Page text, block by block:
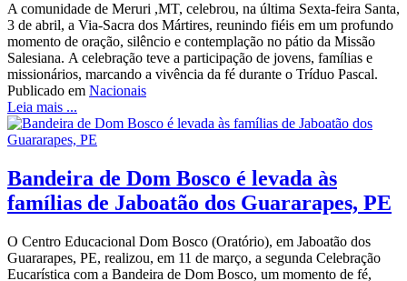
A comunidade de Meruri ,MT, celebrou, na última Sexta-feira Santa,
3 de abril, a Via-Sacra dos Mártires, reunindo fiéis em um profundo
momento de oração, silêncio e contemplação no pátio da Missão
Salesiana. A celebração teve a participação de jovens, famílias e
missionários, marcando a vivência da fé durante o Tríduo Pascal.
Publicado em Nacionais
Leia mais ...
Bandeira de Dom Bosco é levada às
famílias de Jaboatão dos Guararapes, PE
O Centro Educacional Dom Bosco (Oratório), em Jaboatão dos
Guararapes, PE, realizou, em 11 de março, a segunda Celebração
Eucarística com a Bandeira de Dom Bosco, um momento de fé,